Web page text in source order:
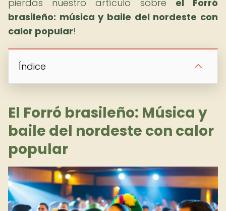
pierdas nuestro artículo sobre el Forró
brasileño: música y baile del nordeste con
calor popular!
Índice
El Forró brasileño: Música y
baile del nordeste con calor
popular